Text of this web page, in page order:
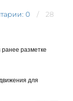
0
28
разметке
для